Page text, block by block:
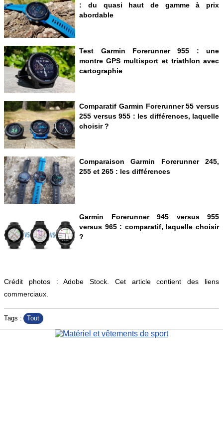
: du quasi haut de gamme à prix
abordable
Test Garmin Forerunner 955 : une
montre GPS multisport et triathlon avec
cartographie
Comparatif Garmin Forerunner 55 versus
255 versus 955 : les différences, laquelle
choisir ?
Comparaison Garmin Forerunner 245,
255 et 265 : les différences
Garmin Forerunner 945 versus 955
versus 965 : comparatif, laquelle choisir
?
Crédit photos : Adobe Stock. Cet article contient des liens
commerciaux.
Tags : Tout